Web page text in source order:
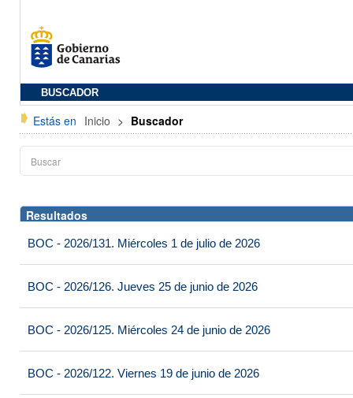
BUSCADOR
Estás en Inicio > Buscador
Resultados
BOC - 2026/131. Miércoles 1 de julio de 2026
BOC - 2026/126. Jueves 25 de junio de 2026
BOC - 2026/125. Miércoles 24 de junio de 2026
BOC - 2026/122. Viernes 19 de junio de 2026